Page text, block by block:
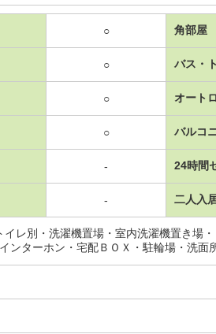
○ 角部屋
○ バス・
○ オート
○ バルコ
- 24時間
- 二人入
レ別・洗濯機置場・室内洗濯機置き場
ンターホン・宅配ＢＯＸ・駐輪場・洗